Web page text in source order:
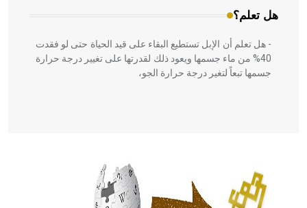
هل تعلم؟
- هل تعلم أن الإبل تستطيع البقاء على قيد الحياة حتى لو فقدت
40% من ماء جسمها ويعود ذلك لقدرتها على تغيير درجة حرارة
جسمها تبعاً لتغير درجة حرارة الجو،
الحكم، الأدلة، تنظيم التغذية، ورسالته في جروح الرأس. ويعود
له الفضل بأنه حرر الطب من الدين والفلسفة.